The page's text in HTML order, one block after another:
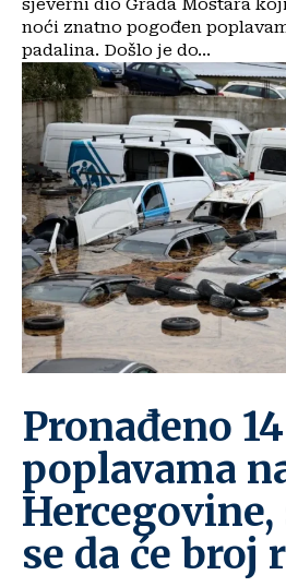
sjeverni dio Grada Mostara
noći znatno pogođen
padalina. Došlo je do...
Pronađeno
poplavama
se da će broj